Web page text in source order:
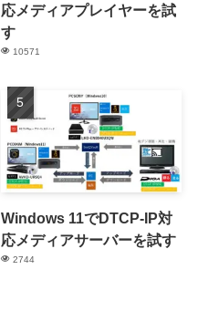
応メディアプレイヤーを試
す
10571
Windows 11でDTCP-IP対
応メディアサーバーを試す
2744